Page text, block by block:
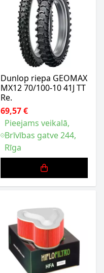
Dunlop riepa GEOMAX
MX12 70/100-10 41J TT
Re.
69,57 €
Pieejams veikalā,
Brīvības gatve 244,
Rīga